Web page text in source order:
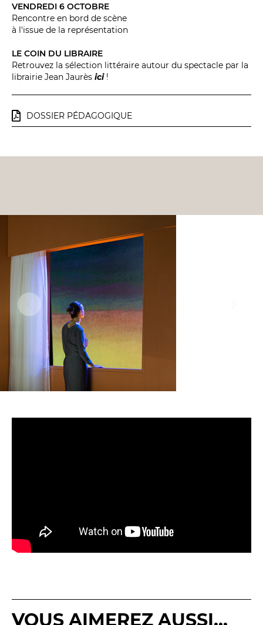
VENDREDI 6 OCTOBRE
Rencontre en bord de scène
à l'issue de la représentation
LE COIN DU LIBRAIRE
Retrouvez la sélection littéraire autour du spectacle par la
librairie Jean Jaurès ici!
DOSSIER PÉDAGOGIQUE
VOUS AIMEREZ AUSSI...